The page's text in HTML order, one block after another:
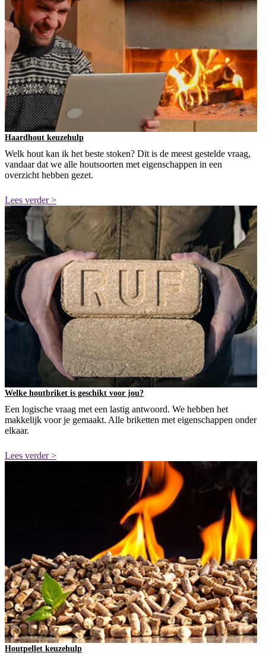
Haardhout keuzehulp
Welk hout kan ik het beste stoken? Dit is de meest gestelde vraag,
vandaar dat we alle houtsoorten met eigenschappen in een
overzicht hebben gezet.
Lees verder >
Welke houtbriket is geschikt voor jou?
Een logische vraag met een lastig antwoord. We hebben het
makkelijk voor je gemaakt. Alle briketten met eigenschappen onder
elkaar.
Lees verder >
Houtpellet keuzehulp